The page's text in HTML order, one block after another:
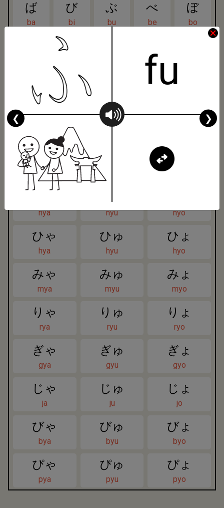
ば
ba
び
bi
ぶ
bu
べ
be
ぼ
bo
ぴ
pe
きゃ
kya
きょ
sha
しゅ
ちゃ
cha
ちゅ ちょ
nya nyu nyo
ひゃ
hya
ひゅ
hyu
ひょ
hyo
みゃ
mya
みゅ
myu
みょ
myo
りゃ
rya
りゅ
ryu
りょ
ryo
ぎゃ
gya
ぎゅ
gyu
ぎょ
gyo
じゃ
ja
じゅ
ju
じょ
jo
びゃ
bya
びゅ
byu
びょ
byo
ぴゃ
pya
ぴゅ
pyu
ぴょ
pyo
fu
❮ ❯